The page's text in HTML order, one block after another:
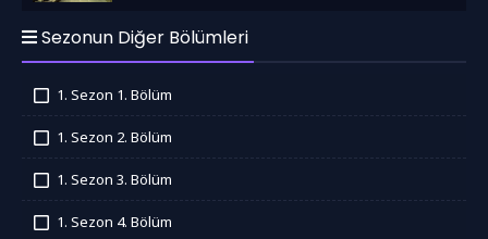
Sezonun Diğer Bölümleri
1. Sezon 1. Bölüm
1. Sezon 2. Bölüm
1. Sezon 3. Bölüm
1. Sezon 4. Bölüm